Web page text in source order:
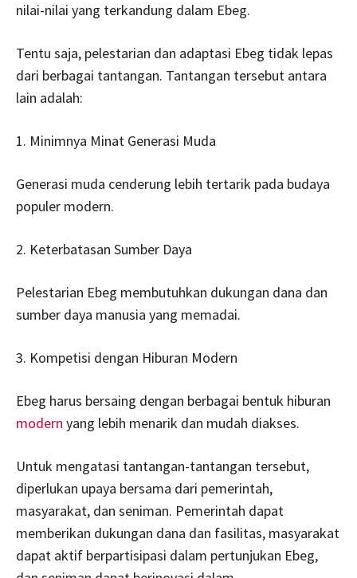
nilai-nilai yang terkandung dalam Ebeg.
Tentu saja, pelestarian dan adaptasi Ebeg tidak lepas
dari berbagai tantangan. Tantangan tersebut antara
lain adalah:
1. Minimnya Minat Generasi Muda
Generasi muda cenderung lebih tertarik pada budaya
populer modern.
2. Keterbatasan Sumber Daya
Pelestarian Ebeg membutuhkan dukungan dana dan
sumber daya manusia yang memadai.
3. Kompetisi dengan Hiburan Modern
Ebeg harus bersaing dengan berbagai bentuk hiburan
modern yang lebih menarik dan mudah diakses.
Untuk mengatasi tantangan-tantangan tersebut,
diperlukan upaya bersama dari pemerintah,
masyarakat, dan seniman. Pemerintah dapat
memberikan dukungan dana dan fasilitas, masyarakat
dapat aktif berpartisipasi dalam pertunjukan Ebeg,